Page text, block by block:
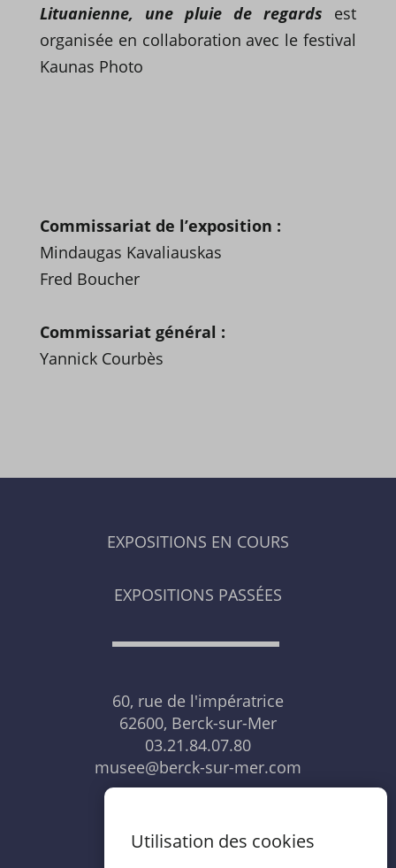
Lituanienne, une pluie de regards est
organisée en collaboration avec le festival
Kaunas Photo
Commissariat de l’exposition :
Mindaugas Kavaliauskas
Fred Boucher
Commissariat général :
Yannick Courbès
EXPOSITIONS EN COURS
EXPOSITIONS PASSÉES
60, rue de l'impératrice
62600, Berck-sur-Mer
03.21.84.07.80
musee@berck-sur-mer.com
Utilisation des cookies